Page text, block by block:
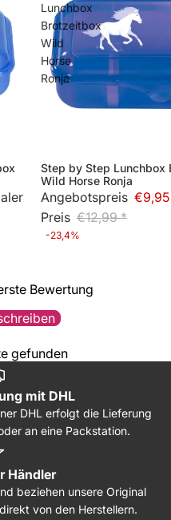
Lunchbox
Brotzeitbox
Wild
Horse
Ronja
Bald wieder lieferbar
Step by Step Lunchbox
Wild Horse Ronja
Angebotspreis
Preis €12,99 *
-23,4%
Bewertung
gefunden
mit DHL
DHL erfolgt die Lieferung
an eine Packstation.
Händler
beziehen unsere Original
von den Herstellern.